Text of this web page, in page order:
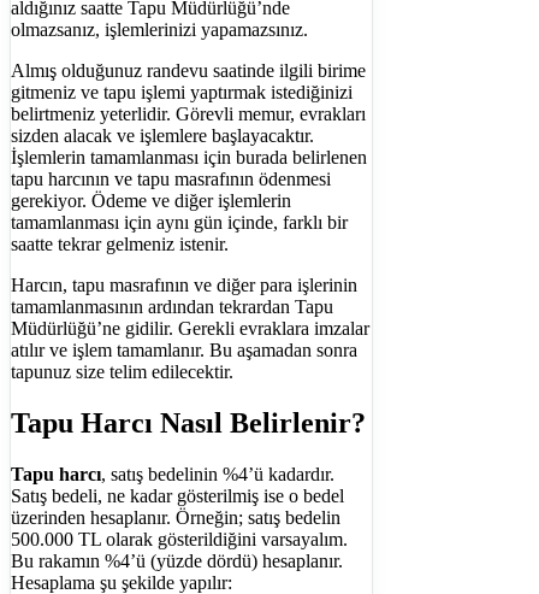
aldığınız saatte Tapu Müdürlüğü’nde
olmazsanız, işlemlerinizi yapamazsınız.
Almış olduğunuz randevu saatinde ilgili birime
gitmeniz ve tapu işlemi yaptırmak istediğinizi
belirtmeniz yeterlidir. Görevli memur, evrakları
sizden alacak ve işlemlere başlayacaktır.
İşlemlerin tamamlanması için burada belirlenen
tapu harcının ve tapu masrafının ödenmesi
gerekiyor. Ödeme ve diğer işlemlerin
tamamlanması için aynı gün içinde, farklı bir
saatte tekrar gelmeniz istenir.
Harcın, tapu masrafının ve diğer para işlerinin
tamamlanmasının ardından tekrardan Tapu
Müdürlüğü’ne gidilir. Gerekli evraklara imzalar
atılır ve işlem tamamlanır. Bu aşamadan sonra
tapunuz size telim edilecektir.
Tapu Harcı Nasıl Belirlenir?
Tapu harcı, satış bedelinin %4’ü kadardır.
Satış bedeli, ne kadar gösterilmiş ise o bedel
üzerinden hesaplanır. Örneğin; satış bedelin
500.000 TL olarak gösterildiğini varsayalım.
Bu rakamın %4’ü (yüzde dördü) hesaplanır.
Hesaplama şu şekilde yapılır: